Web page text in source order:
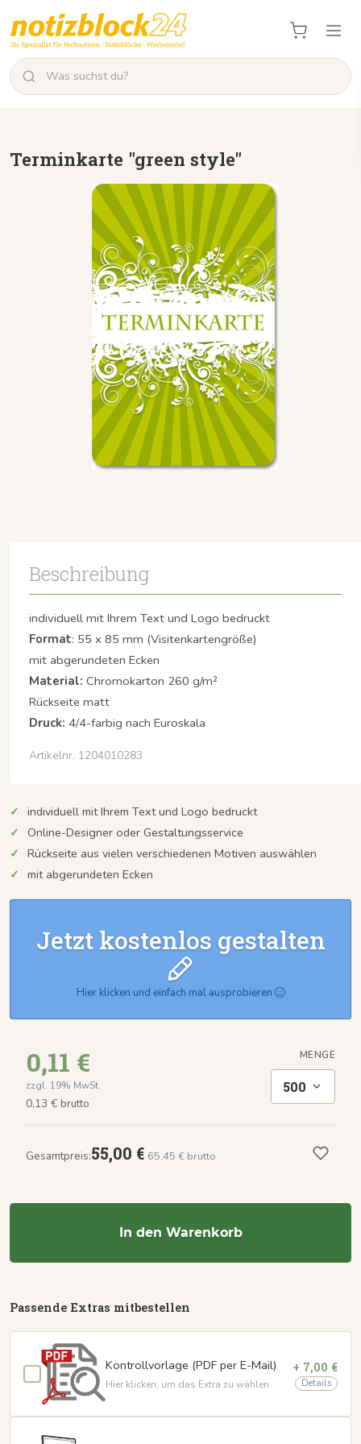
Terminkarte "green style"
Beschreibung
individuell mit Ihrem Text und Logo bedruckt
Format: 55 x 85 mm (Visitenkartengröße)
mit abgerundeten Ecken
Material: Chromokarton 260 g/m²
Rückseite matt
Druck: 4/4-farbig nach Euroskala
Artikelnr. 1204010283
individuell mit Ihrem Text und Logo bedruckt
Online-Designer oder Gestaltungsservice
Rückseite aus vielen verschiedenen Motiven auswählen
mit abgerundeten Ecken
Hier klicken und einfach mal ausprobieren
0,11 €
zzgl. 19% MwSt.
0,13 € brutto
MENGE
500
Gesamtpreis:55,00 € 65,45 € brutto
In den Warenkorb
Passende Extras mitbestellen
Kontrollvorlage (PDF per E-Mail)
Hier klicken, um das Extra zu wählen
+ 7,00 €
Details